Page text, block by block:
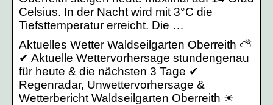
Celsius. In der Nacht wird mit 3°C die
Tiefsttemperatur erreicht. Die …
Aktuelles Wetter Waldseilgarten Oberreith ⛅
✔ Aktuelle Wettervorhersage stundengenau
für heute & die nächsten 3 Tage ✔
Regenradar, Unwettervorhersage &
Wetterbericht Waldseilgarten Oberreith ☀